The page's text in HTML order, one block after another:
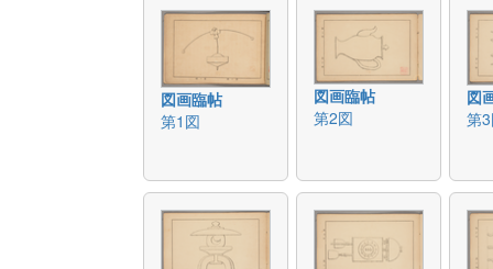
図画臨帖
第1図
図画臨帖
第2図
図
第